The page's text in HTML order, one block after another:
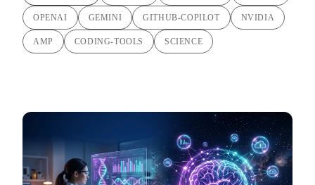
OPENAI GEMINI GITHUB-COPILOT NVIDIA
AMP CODING-TOOLS SCIENCE